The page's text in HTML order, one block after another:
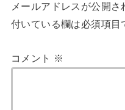
メールアドレスが公開さ
付いている欄は必須項目
コメント ※